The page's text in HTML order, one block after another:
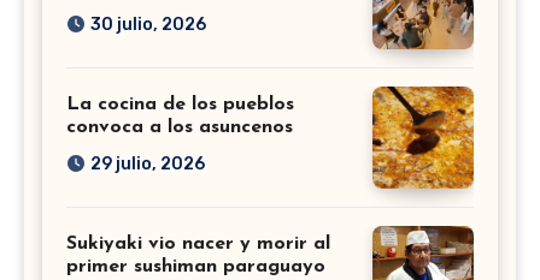
30 julio, 2026
La cocina de los pueblos
convoca a los asuncenos
29 julio, 2026
Sukiyaki vio nacer y morir al
primer sushiman paraguayo